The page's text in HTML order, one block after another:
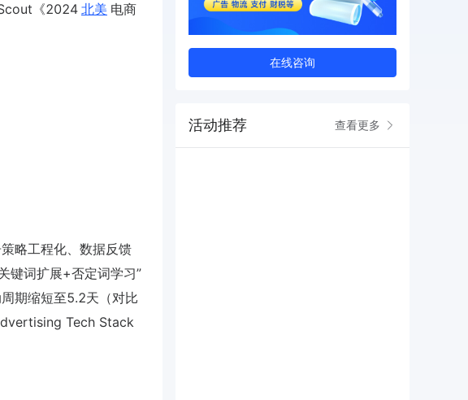
《2024 北美 电商
略工程化、数据反馈
键词扩展+否定词学习”
期缩短至5.2天（对比
Tech Stack
在线咨询
活动推荐 查看更多